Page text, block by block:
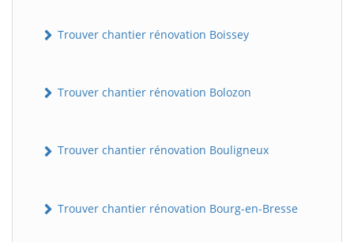
Trouver chantier rénovation Boissey
Trouver chantier rénovation Bolozon
Trouver chantier rénovation Bouligneux
Trouver chantier rénovation Bourg-en-Bresse